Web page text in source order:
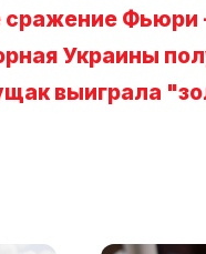
сражение Фьюри
Украины
выиграла